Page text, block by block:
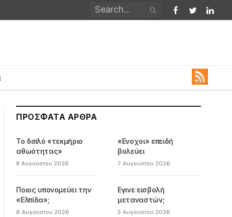
Facebook
Twitter
ΠΡΌΣΦΑΤΑ ΆΡΘΡΑ
Το διπλό «τεκμήριο
αθωότητας»
8 Αυγούστου 2026
«Ενοχοι» επειδή
βολεύει
7 Αυγούστου 2026
Ποιος υπονομεύει την
«Ελπίδα»;
6 Αυγούστου 2026
Εγινε εισβολή
μεταναστών;
5 Αυγούστου 2026